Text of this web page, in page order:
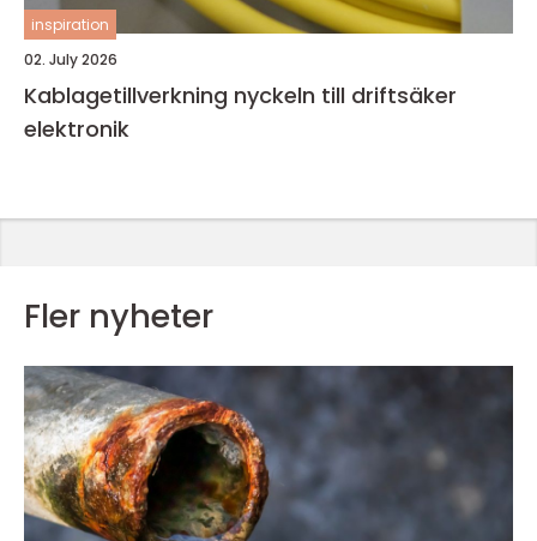
inspiration
02. July 2026
Kablagetillverkning nyckeln till driftsäker
elektronik
Fler nyheter